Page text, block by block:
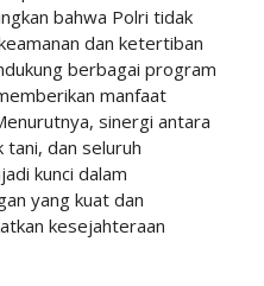
bahwa Polri tidak
dan ketertiban
berbagai program
manfaat
sinergi antara
dan seluruh
kunci dalam
yang kuat dan
kesejahteraan